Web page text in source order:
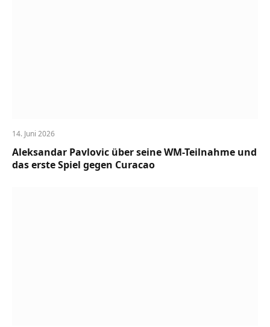
14. Juni 2026
Aleksandar Pavlovic über seine WM-Teilnahme und
das erste Spiel gegen Curacao